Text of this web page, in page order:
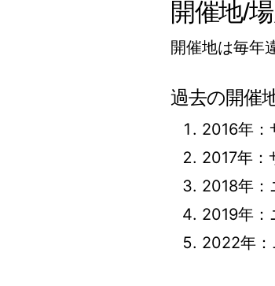
開催地/
開催地は毎年
過去の開催
2016年
2017年：
2018年
2019年
2022年